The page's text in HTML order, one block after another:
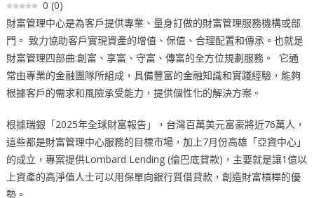
0 (0)
財富管理中心是為客戶提供專業、量身訂做的財富管理服務機構或部
門。 致力協助客戶實現資產的增值、保值、合理配置和傳承。也就是
財富管理四部曲:創富、享富、守富、傳富的全方位規劃服務。 它通
常由專業的金融團隊所組成，具備豐富的金融知識和實踐經驗，能夠
根據客戶的需求和風險承受能力，提供個性化的解決方案。
根據瑞銀「2025年全球財富報告」，台灣百萬美元富豪將近76萬人，
這些都是財富管理中心服務的目標市場，加上7月份高雄「亞資中心」
的成立，專案提供Lombard Lending (倫巴底貸款)，主要就是讓1億以
上資產的高淨值人士可以用保單向銀行質借貸款，創造財富槓桿的優
勢。